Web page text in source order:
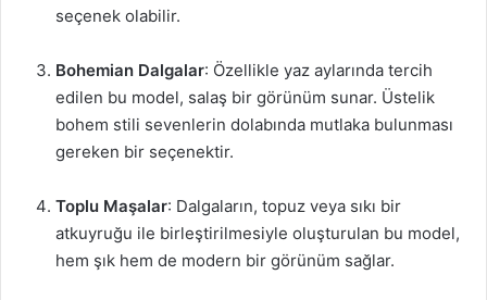
seçenek olabilir.
Bohemian Dalgalar: Özellikle yaz aylarında tercih
edilen bu model, salaş bir görünüm sunar. Üstelik
bohem stili sevenlerin dolabında mutlaka bulunması
gereken bir seçenektir.
Toplu Maşalar: Dalgaların, topuz veya sıkı bir
atkuyruğu ile birleştirilmesiyle oluşturulan bu model,
hem şık hem de modern bir görünüm sağlar.